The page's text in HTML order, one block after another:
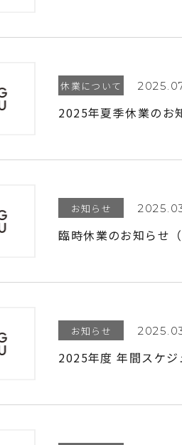
休業について
2025年夏季休業のお
お知らせ
臨時休業のお知らせ
お知らせ
2025年度 年間スケジ